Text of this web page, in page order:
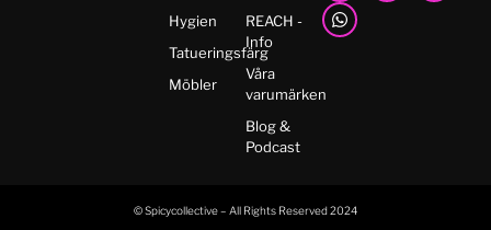
Hygien
Tatueringsfärg
Möbler
REACH -
Info
Våra
varumärken
Blog &
Podcast
© Spicycollective – All Rights Reserved 2024